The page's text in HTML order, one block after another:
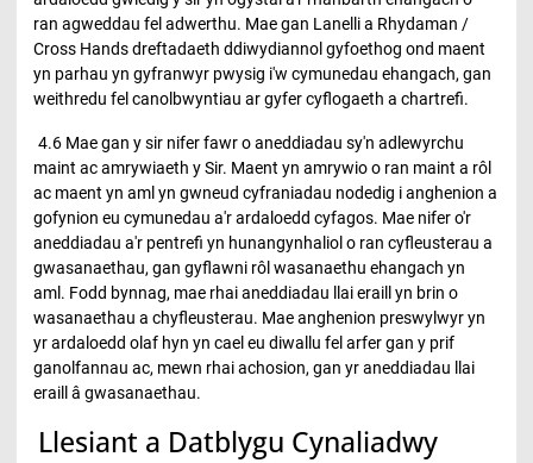
ran agweddau fel adwerthu. Mae gan Lanelli a Rhydaman /
Cross Hands dreftadaeth ddiwydiannol gyfoethog ond maent
yn parhau yn gyfranwyr pwysig i'w cymunedau ehangach, gan
weithredu fel canolbwyntiau ar gyfer cyflogaeth a chartrefi.
4.6 Mae gan y sir nifer fawr o aneddiadau sy'n adlewyrchu
maint ac amrywiaeth y Sir. Maent yn amrywio o ran maint a rôl
ac maent yn aml yn gwneud cyfraniadau nodedig i anghenion a
gofynion eu cymunedau a'r ardaloedd cyfagos. Mae nifer o'r
aneddiadau a'r pentrefi yn hunangynhaliol o ran cyfleusterau a
gwasanaethau, gan gyflawni rôl wasanaethu ehangach yn
aml. Fodd bynnag, mae rhai aneddiadau llai eraill yn brin o
wasanaethau a chyfleusterau. Mae anghenion preswylwyr yn
yr ardaloedd olaf hyn yn cael eu diwallu fel arfer gan y prif
ganolfannau ac, mewn rhai achosion, gan yr aneddiadau llai
eraill â gwasanaethau.
Llesiant a Datblygu Cynaliadwy